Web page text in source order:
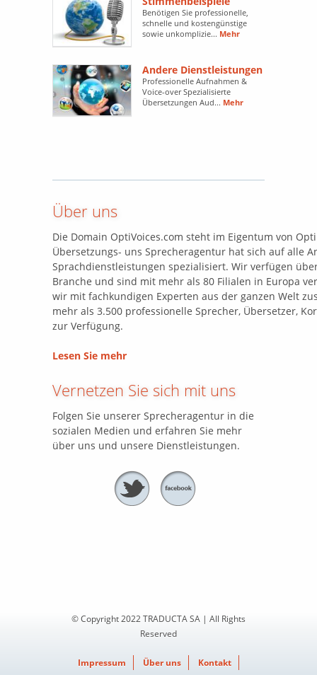
Benötigen Sie professionelle,
schnelle und kostengünstige
sowie unkomplizie... Mehr
Andere Dienstleistungen
Professionelle Aufnahmen &
Voice-over Spezialisierte
Übersetzungen Aud... Mehr
Über uns
Die Domain OptiVoices.com steht im Eigentum von
Übersetzungs- uns Sprecheragentur hat sich auf alle
Sprachdienstleistungen spezialisiert. Wir verfügen
Branche und sind mit mehr als 80 Filialen in Europa
wir mit fachkundigen Experten aus der ganzen Welt
mehr als 3.500 professionelle Sprecher, Übersetzer,
zur Verfügung.
Lesen Sie mehr
Vernetzen Sie sich mit uns
Folgen Sie unserer Sprecheragentur in die
sozialen Medien und erfahren Sie mehr
über uns und unsere Dienstleistungen.
© Copyright 2022 TRADUCTA SA | All Rights
Reserved
Impressum Über uns
Kontakt